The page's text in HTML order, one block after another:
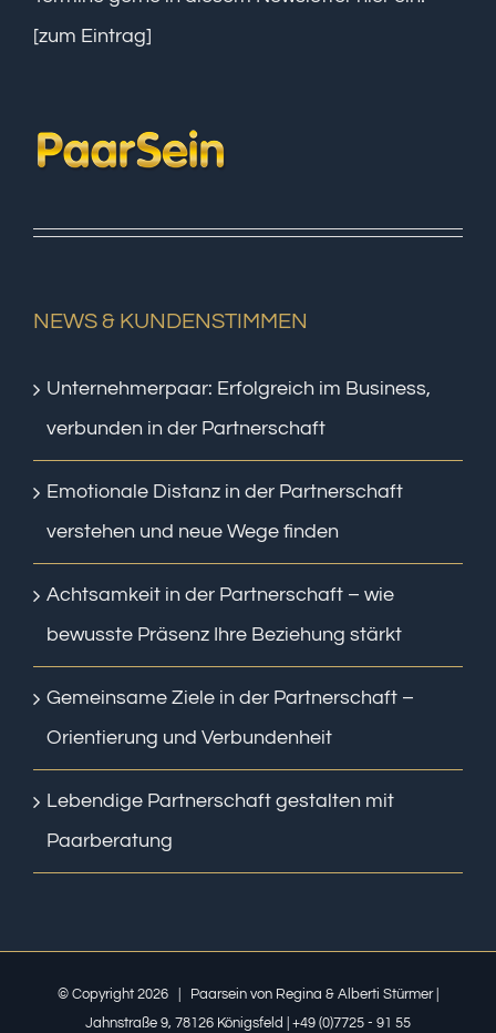
[zum Eintrag]
NEWS & KUNDENSTIMMEN
Unternehmerpaar: Erfolgreich im Business,
verbunden in der Partnerschaft
Emotionale Distanz in der Partnerschaft
verstehen und neue Wege finden
Achtsamkeit in der Partnerschaft – wie
bewusste Präsenz Ihre Beziehung stärkt
Gemeinsame Ziele in der Partnerschaft –
Orientierung und Verbundenheit
Lebendige Partnerschaft gestalten mit
Paarberatung
© Copyright 2026 | Paarsein von Regina & Alberti Stürmer |
Jahnstraße 9, 78126 Königsfeld | +49 (0)7725 - 91 55